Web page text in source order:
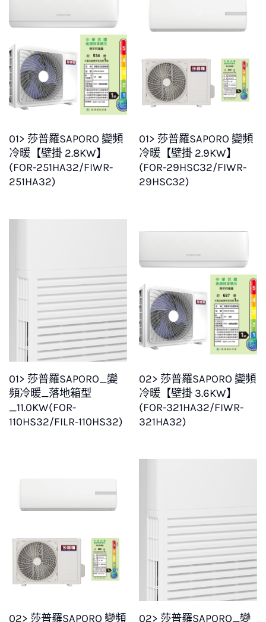
01> 莎普羅SAPORO 變頻
冷暖【壁掛 2.8KW】
(FOR-251HA32/FIWR-
251HA32)
01> 莎普羅SAPORO 變頻
冷暖【壁掛 2.9KW】
(FOR-29HSC32/FIWR-
29HSC32)
01> 莎普羅SAPORO_變
頻冷暖_落地箱型
_11.0KW(FOR-
110HS32/FILR-110HS32)
02> 莎普羅SAPORO 變頻
冷暖【壁掛 3.6KW】
(FOR-321HA32/FIWR-
321HA32)
02> 莎普羅SAPORO 變頻 02> 莎普羅SAPORO_變